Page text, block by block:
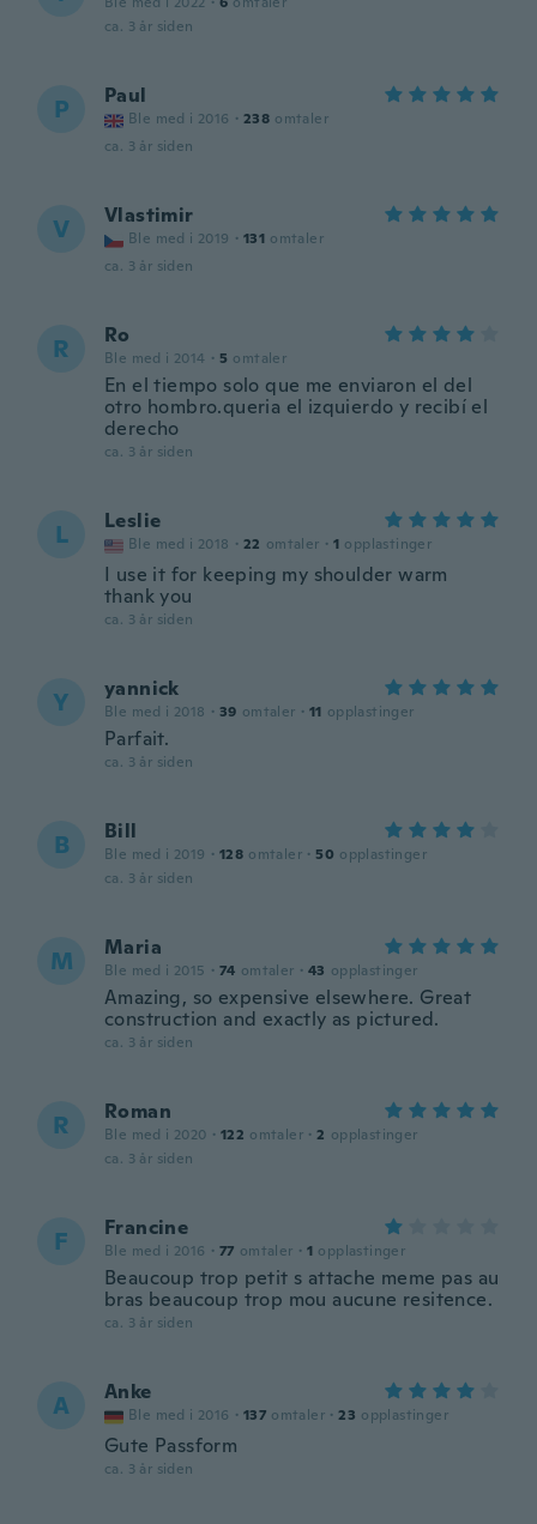
ca. 3 år siden
P Paul
Ble med i 2016 · 238 omtaler
ca. 3 år siden
V Vlastimir
Ble med i 2019 · 131 omtaler
ca. 3 år siden
R Ro
Ble med i 2014 · 5 omtaler
En el tiempo solo que me enviaron el del
otro hombro.queria el izquierdo y recibí el
derecho
ca. 3 år siden
L Leslie
Ble med i 2018 · 22 omtaler · 1 opplastinger
I use it for keeping my shoulder warm
thank you
ca. 3 år siden
Y yannick
Ble med i 2018 · 39 omtaler · 11 opplastinger
Parfait.
ca. 3 år siden
B Bill
Ble med i 2019 · 128 omtaler · 50 opplastinger
ca. 3 år siden
M Maria
Ble med i 2015 · 74 omtaler · 43 opplastinger
Amazing, so expensive elsewhere. Great
construction and exactly as pictured.
ca. 3 år siden
R Roman
Ble med i 2020 · 122 omtaler · 2 opplastinger
ca. 3 år siden
F Francine
Ble med i 2016 · 77 omtaler · 1 opplastinger
Beaucoup trop petit s attache meme pas au
bras beaucoup trop mou aucune resitence.
ca. 3 år siden
A Anke
Ble med i 2016 · 137 omtaler · 23 opplastinger
Gute Passform
ca. 3 år siden